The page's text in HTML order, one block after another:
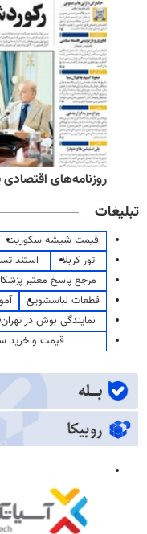
روزنامه‌های اقتصادی پنج‌شنبه
تبلیغات
قیمت شیشه سکوریت
تور کربلا
استند
مرجع پاسخ معتبر
قطعات لباسشویی
نمایندگی بوش در تهران
قیمت و خرید